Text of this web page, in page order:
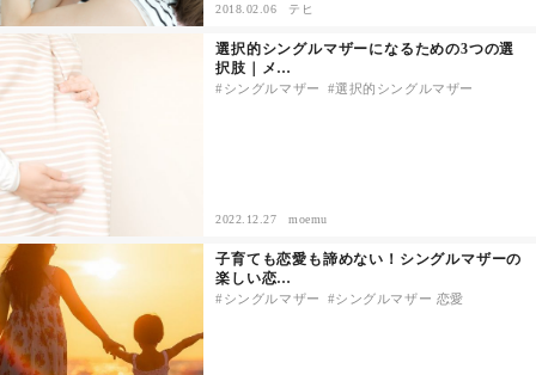
その他
ドキドキ
仕事とキャリア
特集
占い・診断
ファッション・美容
2018.02.06 テヒ
選択的シングルマザーになるための3つの選
択肢｜メ…
シングルマザー 選択的シングルマザー
2022.12.27 moemu
子育ても恋愛も諦めない！シングルマザーの
楽しい恋…
シングルマザー シングルマザー 恋愛